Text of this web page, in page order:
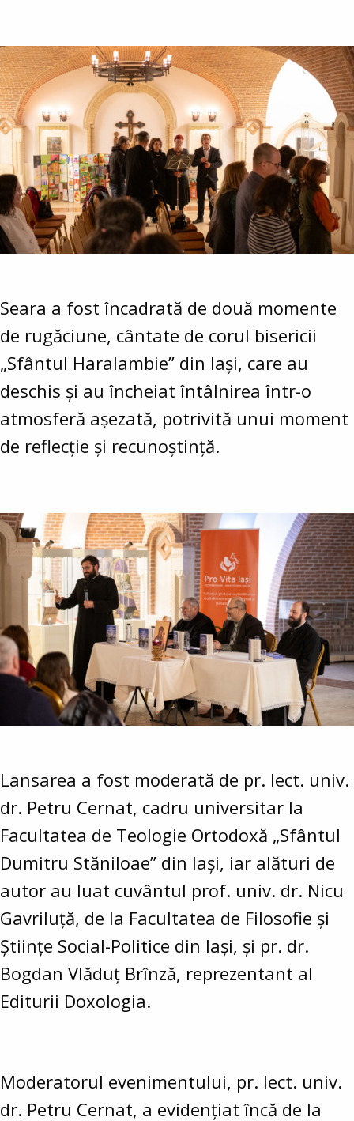
Seara a fost încadrată de două momente
de rugăciune, cântate de corul bisericii
„Sfântul Haralambie” din Iași, care au
deschis și au încheiat întâlnirea într-o
atmosferă așezată, potrivită unui moment
de reflecție și recunoștință.
Lansarea a fost moderată de pr. lect. univ.
dr. Petru Cernat, cadru universitar la
Facultatea de Teologie Ortodoxă „Sfântul
Dumitru Stăniloae” din Iași, iar alături de
autor au luat cuvântul prof. univ. dr. Nicu
Gavriluță, de la Facultatea de Filosofie și
Științe Social-Politice din Iași, și pr. dr.
Bogdan Vlăduț Brînză, reprezentant al
Editurii Doxologia.
Moderatorul evenimentului, pr. lect. univ.
dr. Petru Cernat, a evidențiat încă de la